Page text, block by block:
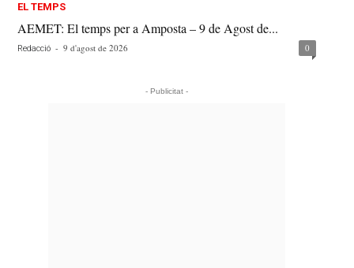
EL TEMPS
AEMET: El temps per a Amposta – 9 de Agost de...
Redacció - 9 d'agost de 2026 0
- Publicitat -